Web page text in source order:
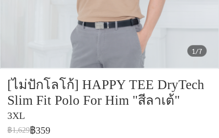
1/7
[ไม่ปักโลโก้] HAPPY TEE DryTech
Slim Fit Polo For Him "สีลาเต้"
3XL
฿1,629฿359